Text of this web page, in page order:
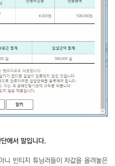
에서 말입니다.
니 빈티지 튜닝러들이 차값을 올려놓은